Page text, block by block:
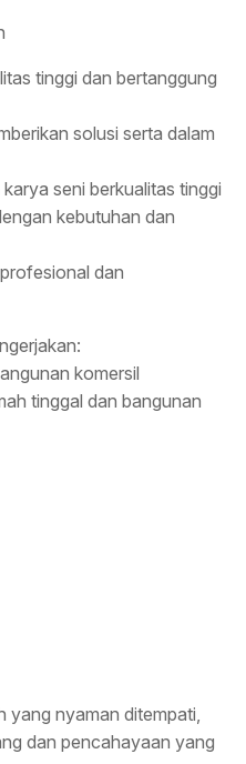
tinggi dan bertanggung
solusi serta dalam
seni berkualitas tinggi
kebutuhan dan
dan
komersil
tinggal dan bangunan
yang nyaman ditempati,
dan pencahayaan yang